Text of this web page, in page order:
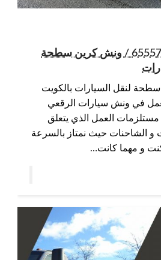
ونش الرقعي / 65557275 / ونش كرين سطحة
لنقل السيارات بالكويت
في ونش سيارات الرقعي
العمل الذي يتعلق
الشاحنات حيث نمتاز بالسرعة
كنت و مهما كانت…